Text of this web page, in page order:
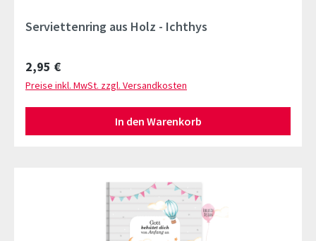
Serviettenring aus Holz - Ichthys
Regulärer Preis:
2,95 €
Preise inkl. MwSt. zzgl. Versandkosten
In den Warenkorb